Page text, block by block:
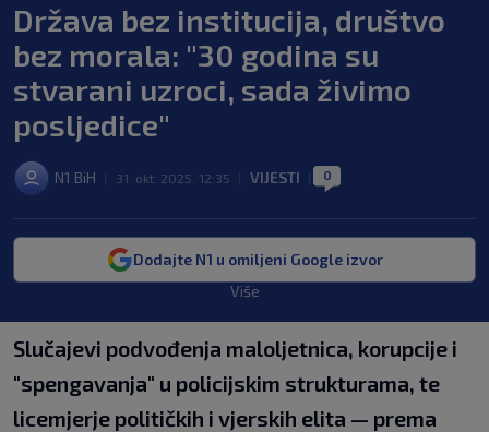
Država bez institucija, društvo
bez morala: "30 godina su
stvarani uzroci, sada živimo
posljedice"
N1 BiH 31. okt. 2025. 12:35 VIJESTI 0
Dodajte N1 u omiljeni Google izvor
Više
Slučajevi podvođenja maloljetnica, korupcije i
"spengavanja" u policijskim strukturama, te
licemjerje političkih i vjerskih elita — prema